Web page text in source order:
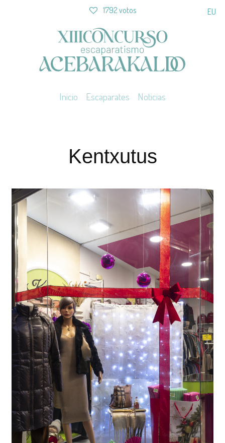
1792 votos EU
Inicio Escaparates Noticias
Kentxutus